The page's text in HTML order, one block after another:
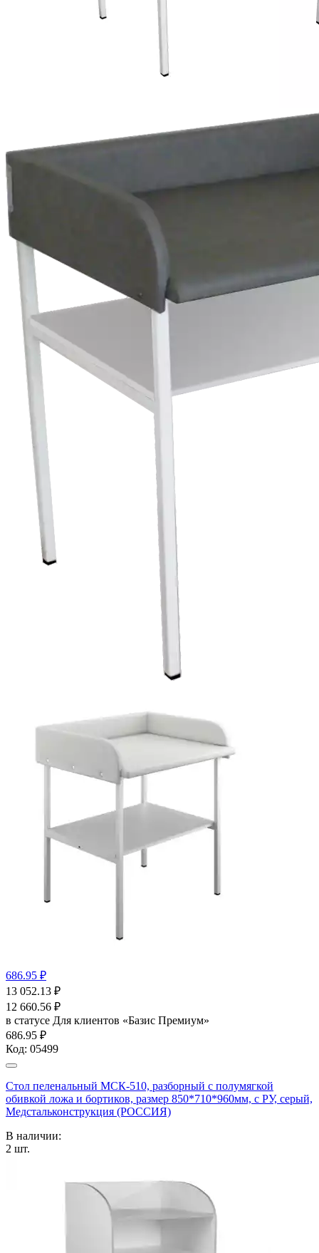
686.95 ₽
13 052.13 ₽
12 660.56 ₽
в статусе Для клиентов «Базис Премиум»
686.95 ₽
Код: 05499
Стол пеленальный МСК-510, разборный с полумягкой
обивкой ложа и бортиков, размер 850*710*960мм, с РУ, серый,
Медстальконструкция (РОССИЯ)
В наличии:
2 шт.